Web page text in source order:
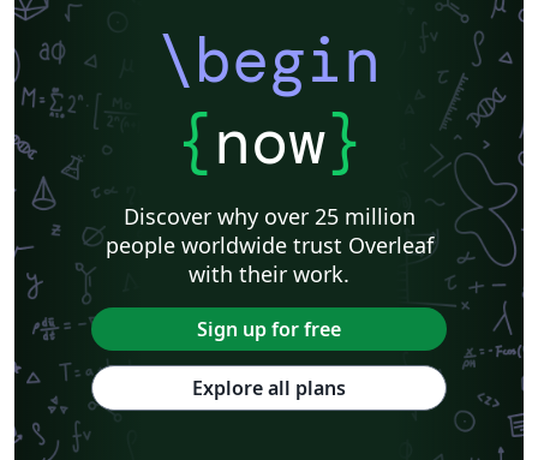
\begin
{now}
Discover why over 25 million
people worldwide trust Overleaf
with their work.
Sign up for free
Explore all plans